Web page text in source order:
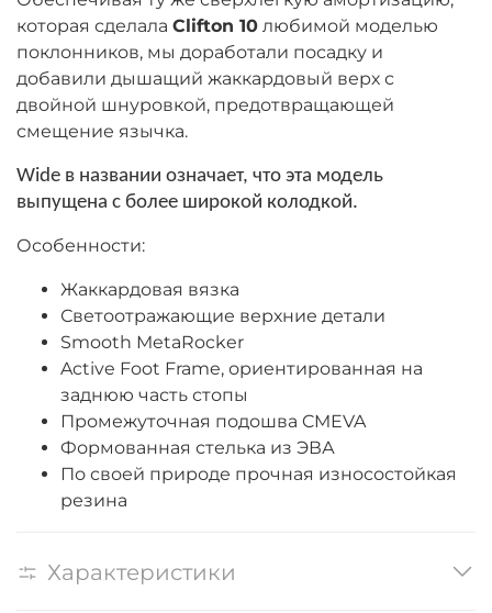
которая сделала Clifton 10 любимой моделью
поклонников, мы доработали посадку и
добавили дышащий жаккардовый верх с
двойной шнуровкой, предотвращающей
смещение язычка.
Wide в названии означает, что эта модель
выпущена с более широкой колодкой.
Особенности:
Жаккардовая вязка
Светоотражающие верхние детали
Smooth MetaRocker
Active Foot Frame, ориентированная на
заднюю часть стопы
Промежуточная подошва CMEVA
Формованная стелька из ЭВА
По своей природе прочная износостойкая
резина
Характеристики